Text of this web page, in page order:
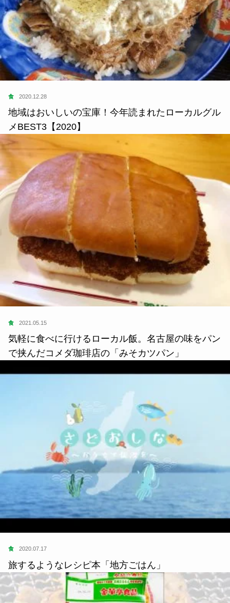
食 2020.12.28
地域はおいしいの宝庫！今年読まれたローカルグル
メBEST3【2020】
食 2021.05.15
気軽に食べに行けるローカル飯。名古屋の味をパン
で挟んだコメダ珈琲店の「みそカツパン」
食 2020.07.17
旅するようなレシピ本「地方ごはん」